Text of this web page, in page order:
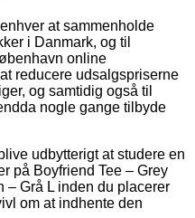
at sammenholde
i Danmark, og til
online
reducere udsalgspriserne
og samtidig også til
nogle gange tilbyde
udbytterigt at studere en
på Boyfriend Tee – Grey
– Grå L inden du placerer
om at indhente den